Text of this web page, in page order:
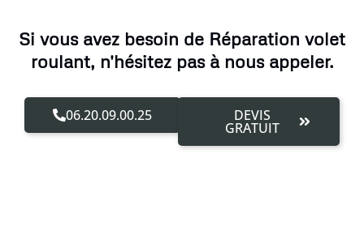
Si vous avez besoin de Réparation volet
roulant, n'hésitez pas à nous appeler.
06.20.09.00.25 DEVIS
GRATUIT